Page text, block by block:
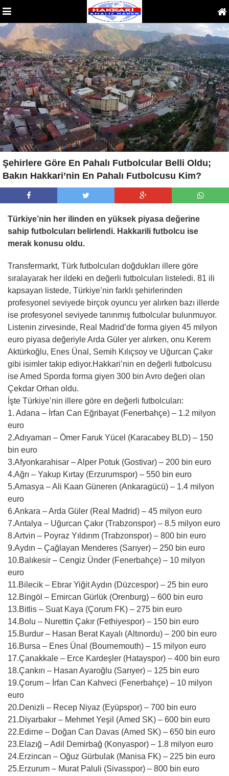
Şehirlere Göre En Pahalı Futbolcular Belli Oldu;
Bakın Hakkari’nin En Pahalı Futbolcusu Kim?
Türkiye’nin her ilinden en yüksek piyasa değerine
sahip futbolcuları belirlendi. Hakkarili futbolcu ise
merak konusu oldu.
Transfermarkt, Türk futbolcuları doğdukları illere göre
sıralayarak her ildeki en değerli futbolcuları listeledi. 81 ili
kapsayan listede, Türkiye’nin farklı şehirlerinden
profesyonel seviyede birçok oyuncu yer alırken bazı illerde
ise profesyonel seviyede tanınmış futbolcular bulunmuyor.
Listenin zirvesinde, Real Madrid’de forma giyen 45 milyon
euro piyasa değeriyle Arda Güler yer alırken, onu Kerem
Aktürkoğlu, Enes Ünal, Semih Kılıçsoy ve Uğurcan Çakır
gibi isimler takip ediyor.Hakkari’nin en değerli futbolcusu
ise Amed Sporda forma giyen 300 bin Avro değeri olan
Çekdar Orhan oldu.
İşte Türkiye’nin illere göre en değerli futbolcuları:
1. Adana – İrfan Can Eğribayat (Fenerbahçe) – 1.2 milyon
euro
2.Adıyaman – Ömer Faruk Yücel (Karacabey BLD) – 150
bin euro
3.Afyonkarahisar – Alper Potuk (Gostivar) – 200 bin euro
4.Ağrı – Yakup Kırtay (Erzurumspor) – 550 bin euro
5.Amasya – Ali Kaan Güneren (Ankaragücü) – 1.4 milyon
euro
6.Ankara – Arda Güler (Real Madrid) – 45 milyon euro
7.Antalya – Uğurcan Çakır (Trabzonspor) – 8.5 milyon euro
8.Artvin – Poyraz Yıldırım (Trabzonspor) – 800 bin euro
9.Aydın – Çağlayan Menderes (Sarıyer) – 250 bin euro
10.Balıkesir – Cengiz Ünder (Fenerbahçe) – 10 milyon
euro
11.Bilecik – Ebrar Yiğit Aydın (Düzcespor) – 25 bin euro
12.Bingöl – Emircan Gürlük (Orenburg) – 600 bin euro
13.Bitlis – Suat Kaya (Çorum FK) – 275 bin euro
14.Bolu – Nurettin Çakır (Fethiyespor) – 150 bin euro
15.Burdur – Hasan Berat Kayalı (Altınordu) – 200 bin euro
16.Bursa – Enes Ünal (Bournemouth) – 15 milyon euro
17.Çanakkale – Erce Kardeşler (Hatayspor) – 400 bin euro
18.Çankırı – Hasan Ayaroğlu (Sarıyer) – 125 bin euro
19.Çorum – İrfan Can Kahveci (Fenerbahçe) – 10 milyon
euro
20.Denizli – Recep Niyaz (Eyüpspor) – 700 bin euro
21.Diyarbakır – Mehmet Yeşil (Amed SK) – 600 bin euro
22.Edirne – Doğan Can Davas (Amed SK) – 650 bin euro
23.Elazığ – Adil Demirbağ (Konyaspor) – 1.8 milyon euro
24.Erzincan – Oğuz Gürbulak (Manisa FK) – 225 bin euro
25.Erzurum – Murat Paluli (Sivasspor) – 800 bin euro